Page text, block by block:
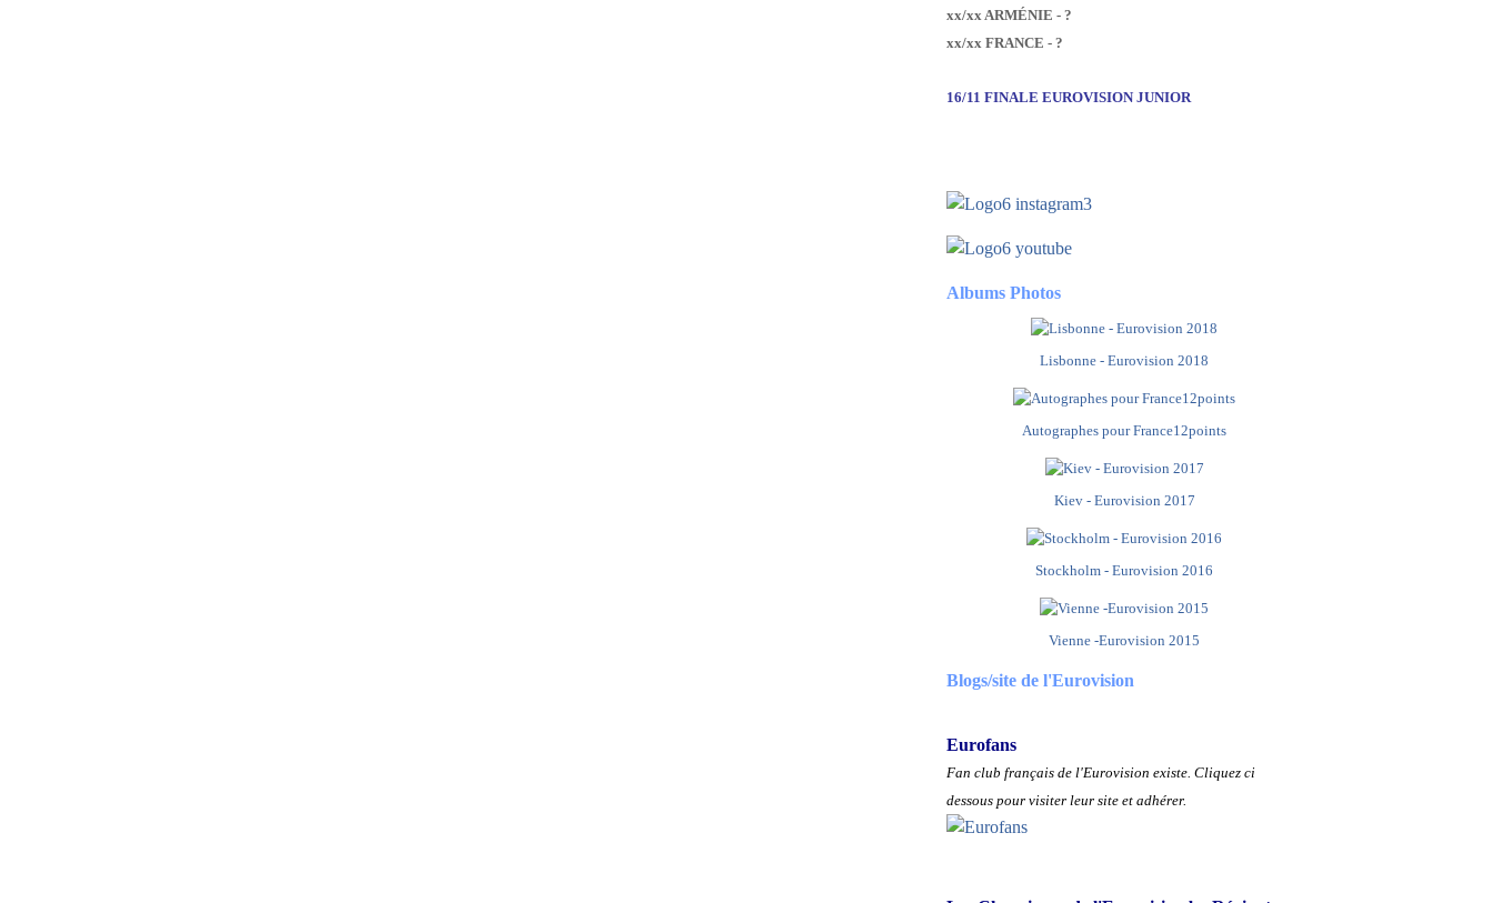
xx/xx ARMÉNIE - ?
xx/xx FRANCE - ?
16/11 FINALE EUROVISION JUNIOR
Albums Photos
Lisbonne - Eurovision 2018
Autographes pour France12points
Kiev - Eurovision 2017
Stockholm - Eurovision 2016
Vienne -Eurovision 2015
Blogs/site de l'Eurovision
Eurofans
Fan club français de l'Eurovision existe. Cliquez ci
dessous pour visiter leur site et adhérer.